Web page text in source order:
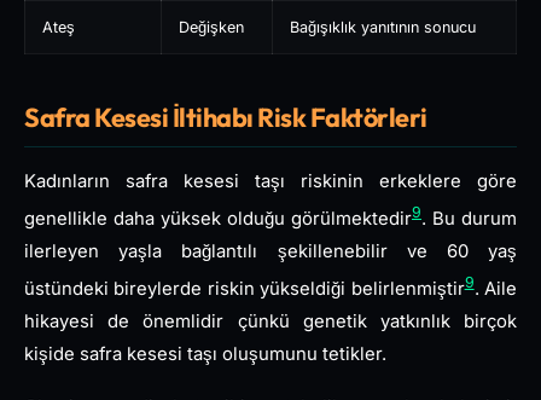
Ateş Değişken Bağışıklık yanıtının sonucu
Safra Kesesi İltihabı Risk Faktörleri
Kadınların safra kesesi taşı riskinin erkeklere göre
genellikle daha yüksek olduğu görülmektedir9. Bu durum
ilerleyen yaşla bağlantılı şekillenebilir ve 60 yaş
üstündeki bireylerde riskin yükseldiği belirlenmiştir9. Aile
hikayesi de önemlidir çünkü genetik yatkınlık birçok
kişide safra kesesi taşı oluşumunu tetikler.